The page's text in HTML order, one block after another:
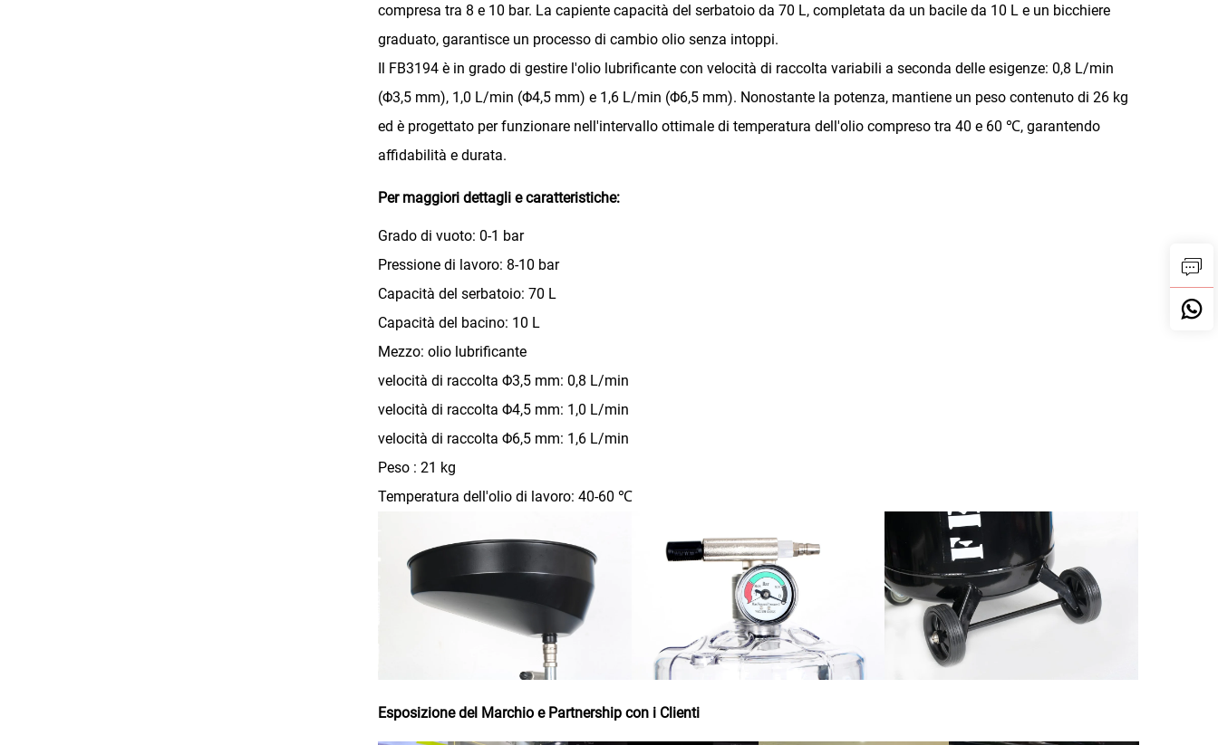
compresa tra 8 e 10 bar. La capiente capacità del serbatoio da 70 L, completata da un bacile da 10 L e un bicchiere
graduato, garantisce un processo di cambio olio senza intoppi.
Il FB3194 è in grado di gestire l'olio lubrificante con velocità di raccolta variabili a seconda delle esigenze: 0,8 L/min
(Φ3,5 mm), 1,0 L/min (Φ4,5 mm) e 1,6 L/min (Φ6,5 mm). Nonostante la potenza, mantiene un peso contenuto di 26 kg
ed è progettato per funzionare nell'intervallo ottimale di temperatura dell'olio compreso tra 40 e 60 ℃, garantendo
affidabilità e durata.
Per maggiori dettagli e caratteristiche:
Grado di vuoto: 0-1 bar
Pressione di lavoro: 8-10 bar
Capacità del serbatoio: 70 L
Capacità del bacino: 10 L
Mezzo: olio lubrificante
velocità di raccolta Φ3,5 mm: 0,8 L/min
velocità di raccolta Φ4,5 mm: 1,0 L/min
velocità di raccolta Φ6,5 mm: 1,6 L/min
Peso : 21 kg
Temperatura dell'olio di lavoro: 40-60 ℃
Esposizione del Marchio e Partnership con i Clienti